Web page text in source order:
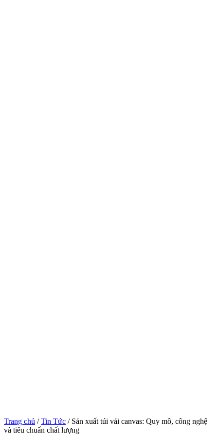
Trang chủ /Tin Tức / Sản xuất túi vải canvas: Quy mô, công nghệ
và tiêu chuẩn chất lượng